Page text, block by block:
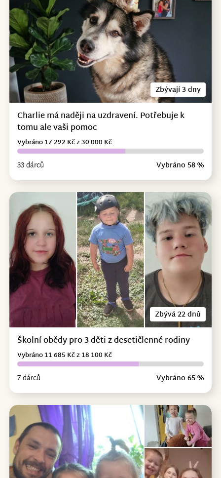
Zbývají 3 dny
Charlie má naději na uzdravení. Potřebuje k
tomu ale vaši pomoc
33 dárců Vybráno 58 %
Vybráno 17 292 Kč z 30 000 Kč
Zbývá 22 dnů
Školní obědy pro 3 děti z desetičlenné rodiny
7 dárců Vybráno 65 %
Vybráno 11 685 Kč z 18 100 Kč